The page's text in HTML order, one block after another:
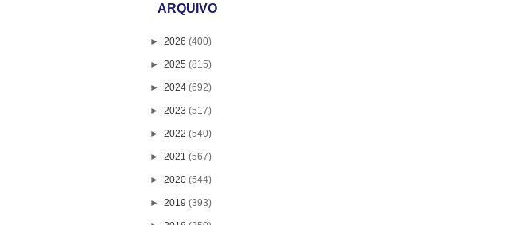
ARQUIVO
► 2026 (400)
► 2025 (815)
► 2024 (692)
► 2023 (517)
► 2022 (540)
► 2021 (567)
► 2020 (544)
► 2019 (393)